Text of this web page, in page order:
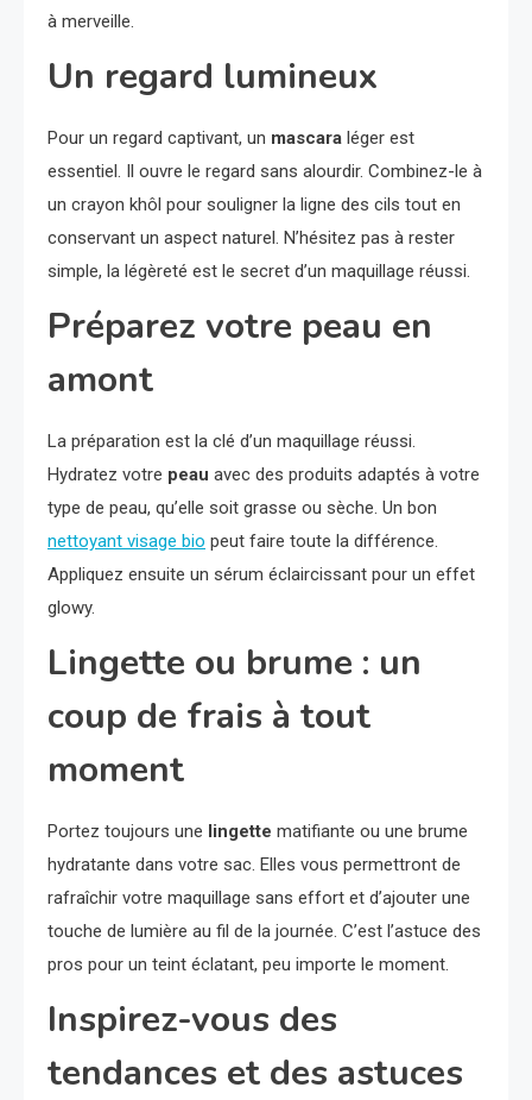
à merveille.
Un regard lumineux
Pour un regard captivant, un mascara léger est
essentiel. Il ouvre le regard sans alourdir. Combinez-le à
un crayon khôl pour souligner la ligne des cils tout en
conservant un aspect naturel. N’hésitez pas à rester
simple, la légèreté est le secret d’un maquillage réussi.
Préparez votre peau en
amont
La préparation est la clé d’un maquillage réussi.
Hydratez votre peau avec des produits adaptés à votre
type de peau, qu’elle soit grasse ou sèche. Un bon
nettoyant visage bio peut faire toute la différence.
Appliquez ensuite un sérum éclaircissant pour un effet
glowy.
Lingette ou brume : un
coup de frais à tout
moment
Portez toujours une lingette matifiante ou une brume
hydratante dans votre sac. Elles vous permettront de
rafraîchir votre maquillage sans effort et d’ajouter une
touche de lumière au fil de la journée. C’est l’astuce des
pros pour un teint éclatant, peu importe le moment.
Inspirez-vous des
tendances et des astuces